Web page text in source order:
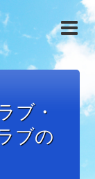
ブ・
ブの